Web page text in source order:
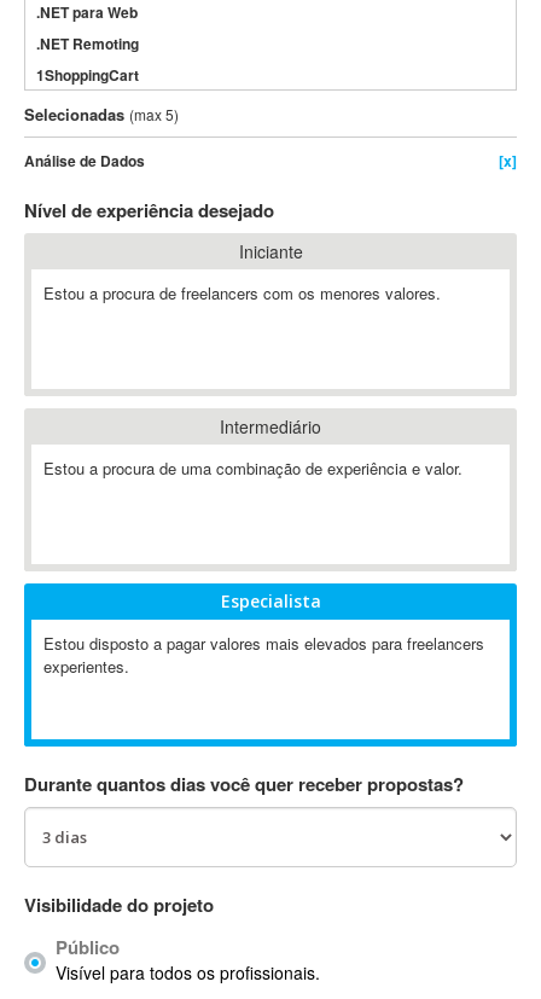
.NET para Web
.NET Remoting
1ShoppingCart
3DS Max
3GSM
4D Dimension
802.11
A&P
A2Billing
ABAP
ABBYY FineReader
Ableton Live
Abstract
Abstract Window Toolkit (AWT)
AC Drives
ACARS
AccountMate
Acrobat
Acrobat X
Selecionadas (max 5)
Análise de Dados [x]
Nível de experiência desejado
Iniciante
Estou a procura de freelancers com os menores valores.
Intermediário
Estou a procura de uma combinação de experiência e valor.
Especialista
Estou disposto a pagar valores mais elevados para freelancers
experientes.
Durante quantos dias você quer receber propostas?
Visibilidade do projeto
Público
Visível para todos os profissionais.